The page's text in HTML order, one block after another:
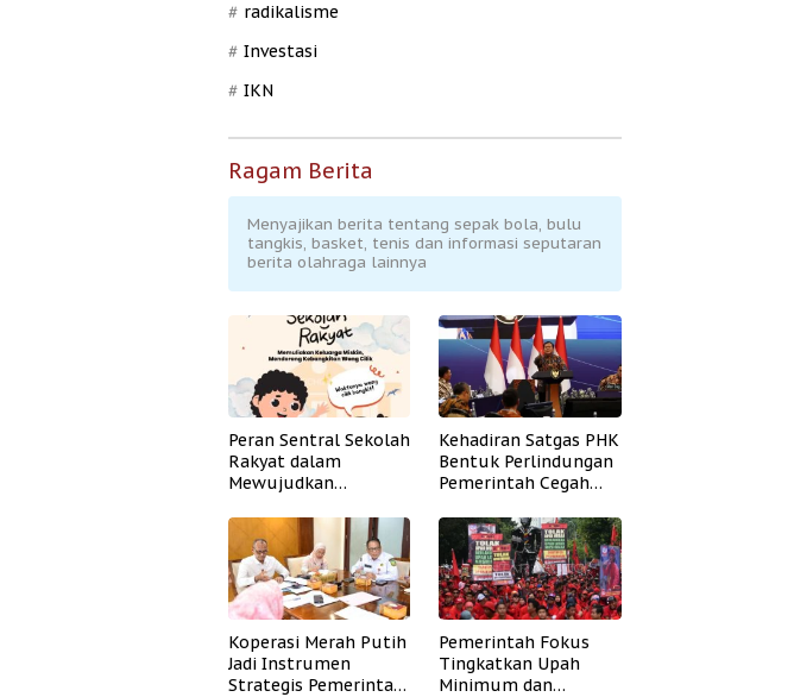
radikalisme
Investasi
IKN
Ragam Berita
Menyajikan berita tentang sepak bola, bulu
tangkis, basket, tenis dan informasi seputaran
berita olahraga lainnya
Peran Sentral Sekolah
Rakyat dalam
Mewujudkan
Kehadiran Satgas PHK
Bentuk Perlindungan
Pemerintah Cegah
Koperasi Merah Putih
Jadi Instrumen
Strategis Pemerintah
Pemerintah Fokus
Tingkatkan Upah
Minimum dan